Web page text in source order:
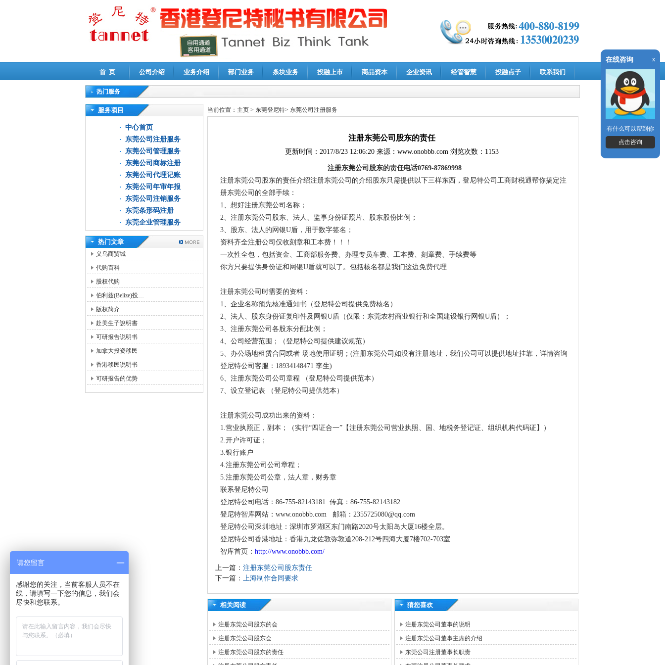
首 页 公司介绍 业务介绍 部门业务 条块业务 投融上市 商品资本 企业资讯 经管智慧 投融点子 联系我们
热门服务
高新技术企业认定审计|企业所得税汇算清缴申报鉴证
服务项目
中心首页
东莞公司注册服务
东莞公司管理服务
东莞公司商标注册
东莞公司代理记账
东莞公司年审年报
东莞公司注销服务
东莞条形码注册
东莞企业管理服务
热门文章
义乌商贸城
代购百科
股权代购
伯利兹(Belize)投…
版权简介
赴美生子說明書
可研报告说明书
加拿大投资移民
香港移民说明书
可研报告的优势
当前位置： 主页 > 东莞登尼特> 东莞公司注册服务
注册东莞公司股东的责任
更新时间： 2017/8/23 12:06:20来源： www.onobbb.com浏览次数：1153
注册东莞公司股东的责任电话0769-87869998
注册东莞公司股东的责任介绍注册东莞公司的介绍股东只需提供以下三样东西，登尼特公司工商财税通帮你搞定注
册东莞公司的全部手续：
1、想好注册东莞公司名称；
2、注册东莞公司股东、法人、监事身份证照片、股东股份比例；
3、股东、法人的网银U盾，用于数字签名；
资料齐全注册公司仅收刻章和工本费！！！
一次性全包，包括资金、工商部服务费、办理专员车费、工本费、刻章费、手续费等
你方只要提供身份证和网银U盾就可以了。包括核名都是我们这边免费代理
注册东莞公司时需要的资料：
1、企业名称预先核准通知书（登尼特公司提供免费核名）
2、法人、股东身份证复印件及网银U盾（仅限：东莞农村商业银行和全国建设银行网银U盾）；
3、注册东莞公司各股东分配比例；
4、公司经营范围；（登尼特公司提供建议规范）
5、办公场地租赁合同或者 场地使用证明；(注册东莞公司如没有注册地址，我们公司可以提供地址挂靠，详情咨询
登尼特公司客服：18934148471 李生)
6、注册东莞公司公司章程 （登尼特公司提供范本）
7、设立登记表 （登尼特公司提供范本）
注册东莞公司成功出来的资料：
1.营业执照正，副本；（实行“四证合一”【注册东莞公司营业执照、国、地税务登记证、组织机构代码证】）
2.开户许可证；
3.银行账户
4.注册东莞公司公司章程；
5.注册东莞公司公章，法人章，财务章
联系登尼特公司
登尼特公司电话：86-755-82143181 传真：86-755-82143182
登尼特智库网站：www.onobbb.com 邮箱：2355725080@qq.com
登尼特公司深圳地址：深圳市罗湖区东门南路2020号太阳岛大厦16楼全层。
登尼特公司香港地址：香港九龙佐敦弥敦道208-212号四海大厦7楼702-703室
智库首页： http://www.onobbb.com/
上一篇： 注册东莞公司股东责任
下一篇： 上海制作合同要求
相关阅读
注册东莞公司股东的会
注册东莞公司股东会
注册东莞公司股东的责任
猜您喜欢
注册东莞公司董事的说明
注册东莞公司董事主席的介绍
东莞公司注册董事长职责
在线咨询 x
有什么可以帮到你
点击咨询
请您留言
感谢您的关注，当前客服人员不在
线，请填写一下您的信息，我们会
尽快和您联系。